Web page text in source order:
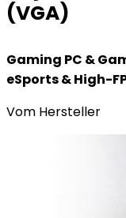
(VGA)
Gaming PC &
eSports & High-
Vom Hersteller